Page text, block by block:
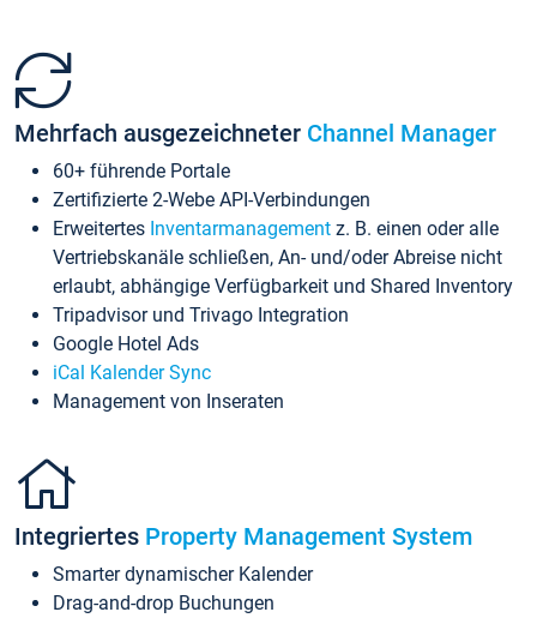
Mehrfach ausgezeichneter Channel Manager
60+ führende Portale
Zertifizierte 2-Webe API-Verbindungen
Erweitertes Inventarmanagement z. B. einen oder alle
Vertriebskanäle schließen, An- und/oder Abreise nicht
erlaubt, abhängige Verfügbarkeit und Shared Inventory
Tripadvisor und Trivago Integration
Google Hotel Ads
iCal Kalender Sync
Management von Inseraten
Integriertes Property Management System
Smarter dynamischer Kalender
Drag-and-drop Buchungen